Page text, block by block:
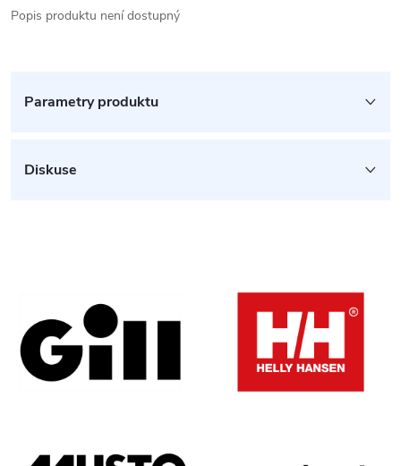
Popis produktu není dostupný
Parametry produktu
Diskuse